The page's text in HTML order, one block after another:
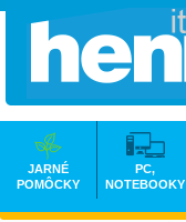
JARNÉ
POMÔCKY
PC,
NOTEBOOKY